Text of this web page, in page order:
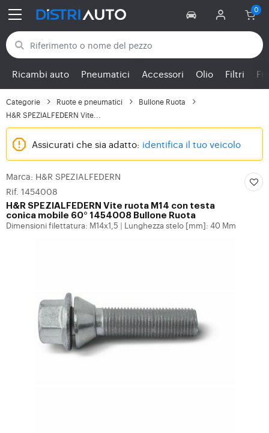
Torna alle categorie
Ricambi auto Pneumatici Accessori Olio Filtri
Categorie Ruote e pneumatici
Bullone Ruota
H&R SPEZIALFEDERN Vite...
Assicurati che sia adatto: identifica il tuo veicolo
Marca: H&R SPEZIALFEDERN
Rif. 1454008
H&R SPEZIALFEDERN Vite ruota M14 con testa
conica mobile 60° 1454008 Bullone Ruota
Dimensioni filettatura: M14x1,5 Lunghezza stelo [mm]: 40 Mm